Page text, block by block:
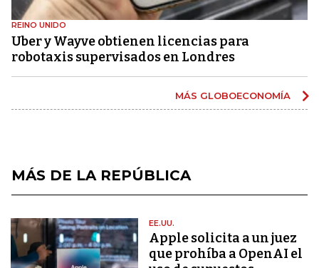
REINO UNIDO
Uber y Wayve obtienen licencias para
robotaxis supervisados ​​en Londres
MÁS GLOBOECONOMÍA
MÁS DE LA REPÚBLICA
EE.UU.
Apple solicita a un juez
que prohíba a OpenAI el